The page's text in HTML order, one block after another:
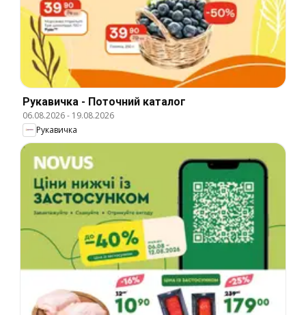
Рукавичка - Поточний каталог
06.08.2026- 19.08.2026
Рукавичка